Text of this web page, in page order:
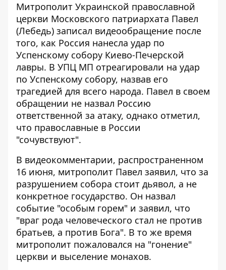
Митрополит Украинской православной
церкви Московского патриархата Павел
(Лебедь) записал видеообращение после
того, как Россия нанесла удар по
Успенскому собору Киево-Печерской
лавры. В УПЦ МП отреагировали на удар
по Успенскому собору, назвав его
трагедией для всего народа. Павел в своем
обращении не назвал Россию
ответственной за атаку, однако отметил,
что православные в России
"сочувствуют".
В видеокомментарии, распространенном
16 июня, митрополит Павел заявил, что за
разрушением собора стоит дьявол, а не
конкретное государство. Он назвал
событие "особым горем" и заявил, что
"враг рода человеческого стал не против
братьев, а против Бога". В то же время
митрополит пожаловался на "гонение"
церкви и выселение монахов.